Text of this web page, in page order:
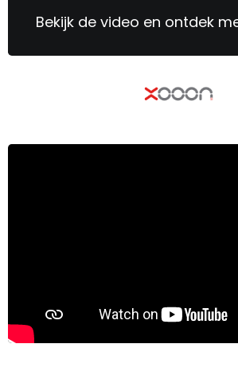
Bekijk de video en ontdek